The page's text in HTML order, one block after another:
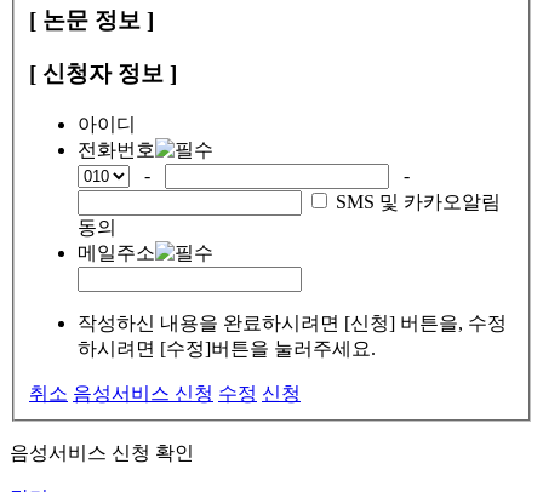
[ 논문 정보 ]
[ 신청자 정보 ]
아이디
전화번호
-
-
SMS 및 카카오알림
동의
메일주소
작성하신 내용을 완료하시려면 [신청] 버튼을, 수정
하시려면 [수정]버튼을 눌러주세요.
취소 음성서비스 신청 수정 신청
음성서비스 신청 확인